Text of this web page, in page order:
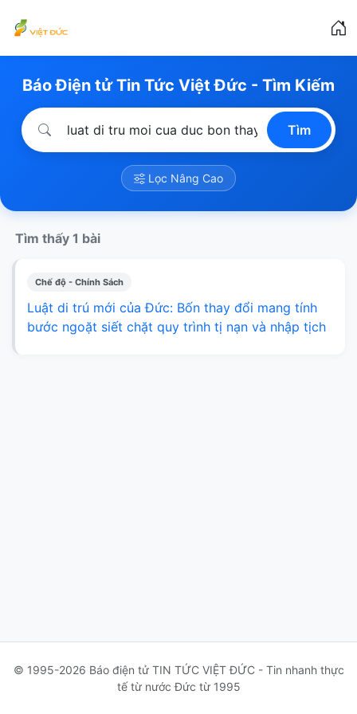
Báo Điện tử Tin Tức Việt Đức - Tìm Kiếm
Tìm
Lọc Nâng Cao
Tìm thấy 1 bài
Chế độ - Chính Sách
Luật di trú mới của Đức: Bốn thay đổi mang tính
bước ngoặt siết chặt quy trình tị nạn và nhập tịch
© 1995-2026 Báo điện tử TIN TỨC VIỆT ĐỨC - Tin nhanh thực
tế từ nước Đức từ 1995